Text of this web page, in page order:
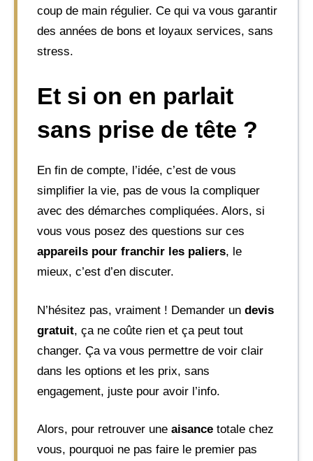
coup de main régulier. Ce qui va vous garantir
des années de bons et loyaux services, sans
stress.
Et si on en parlait
sans prise de tête ?
En fin de compte, l’idée, c’est de vous
simplifier la vie, pas de vous la compliquer
avec des démarches compliquées. Alors, si
vous vous posez des questions sur ces
appareils pour franchir les paliers, le
mieux, c’est d’en discuter.
N’hésitez pas, vraiment ! Demander un devis
gratuit, ça ne coûte rien et ça peut tout
changer. Ça va vous permettre de voir clair
dans les options et les prix, sans
engagement, juste pour avoir l’info.
Alors, pour retrouver une aisance totale chez
vous, pourquoi ne pas faire le premier pas